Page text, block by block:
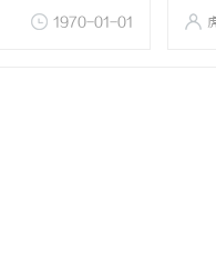
1970-01-01